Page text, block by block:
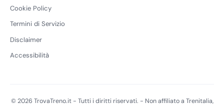
Cookie Policy
Termini di Servizio
Disclaimer
Accessibilità
© 2026 TrovaTreno.it - Tutti i diritti riservati. - Non affiliato a Trenitalia,